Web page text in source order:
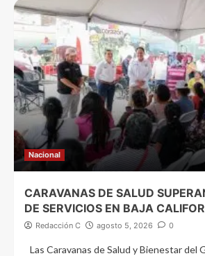
Nacional
CARAVANAS DE SALUD
DE SERVICIOS EN BAJA
Redacción C agosto 5, 2026 0
Las Caravanas de Salud y Bienestar del